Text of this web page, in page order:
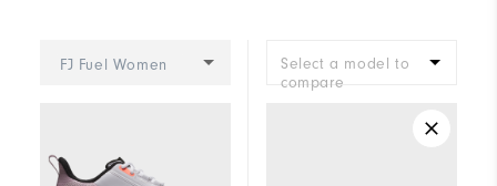
FJ Fuel Women
Select a model to
compare